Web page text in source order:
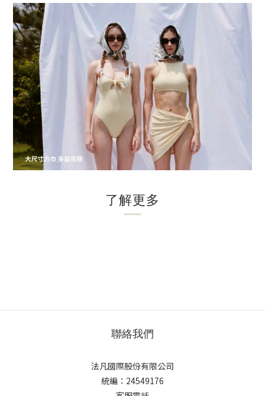
了解更多
聯絡我們
法凡國際股份有限公司
統編：24549176